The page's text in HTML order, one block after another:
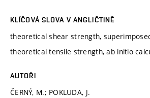
KLÍČOVÁ SLOVA V ANGLIČTINĚ
theoretical shear strength,
theoretical tensile strength, ab initio
AUTOŘI
ČERNÝ, M.; POKLUDA, J.